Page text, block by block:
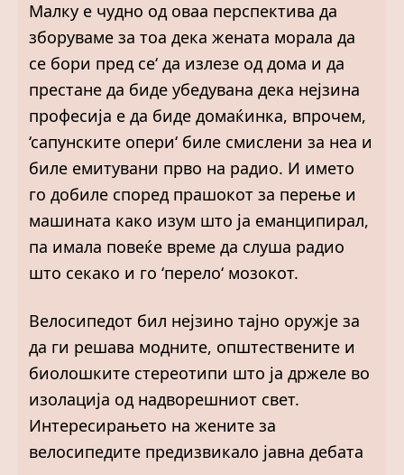
Малку е чудно од оваа перспектива да
зборуваме за тоа дека жената морала да
се бори пред се‘ да излезе од дома и да
престане да биде убедувана дека нејзина
професија е да биде домаќинка, впрочем,
‘сапунските опери‘ биле смислени за неа и
биле емитувани прво на радио. И името
го добиле според прашокот за перење и
машината како изум што ја еманципирал,
па имала повеќе време да слуша радио
што секако и го ‘перело‘ мозокот.
Велосипедот бил нејзино тајно оружје за
да ги решава модните, општествените и
биолошките стереотипи што ја држеле во
изолација од надворешниот свет.
Интересирањето на жените за
велосипедите предизвикало јавна дебата